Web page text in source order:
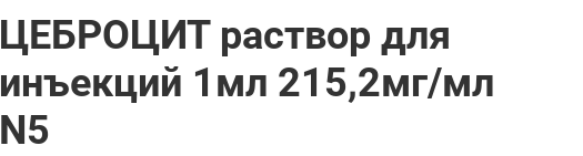
ЦЕБРОЦИТ раствор для
инъекций 1мл 215,2мг/мл
N5